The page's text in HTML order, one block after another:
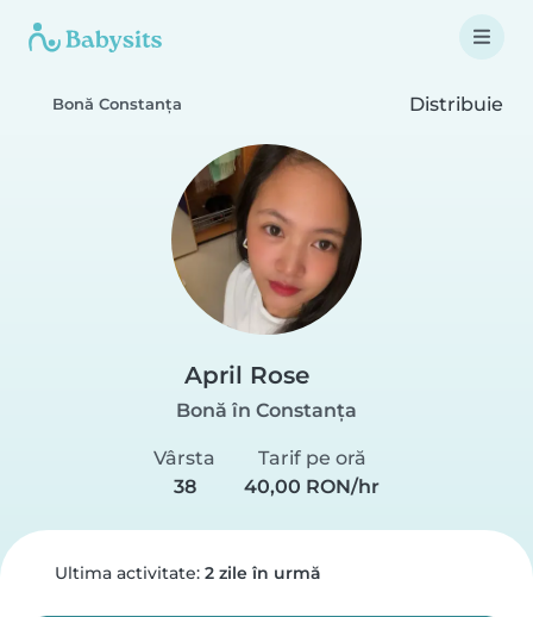
Bonă Constanța Distribuie
April Rose
Bonă în Constanța
Vârsta
38
Tarif pe oră
40,00 RON/hr
Ultima activitate: 2 zile în urmă